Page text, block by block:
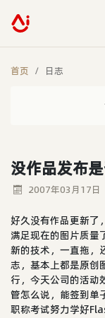
首页 日志
没作品发布
2007年03月17日
好久没有作品更新了
满足现在的图片质量
新的技术，一直拖，
志，基本上都是原创
行，今天公司的活动
管怎么说，能签到单
职称考试努力学好